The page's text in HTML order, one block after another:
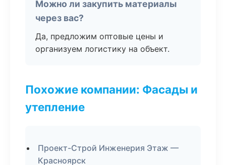
Можно ли закупить материалы
через вас?
Да, предложим оптовые цены и
организуем логистику на объект.
Похожие компании: Фасады и
утепление
Проект-Строй Инженерия Этаж —
Красноярск